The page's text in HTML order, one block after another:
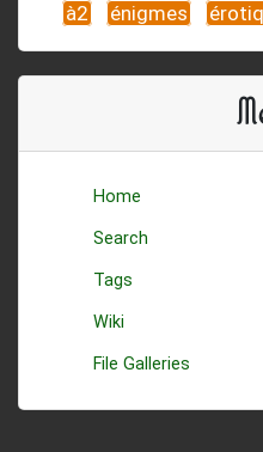
à2 énigmes
Home
Search
Tags
Wiki
File Galleries